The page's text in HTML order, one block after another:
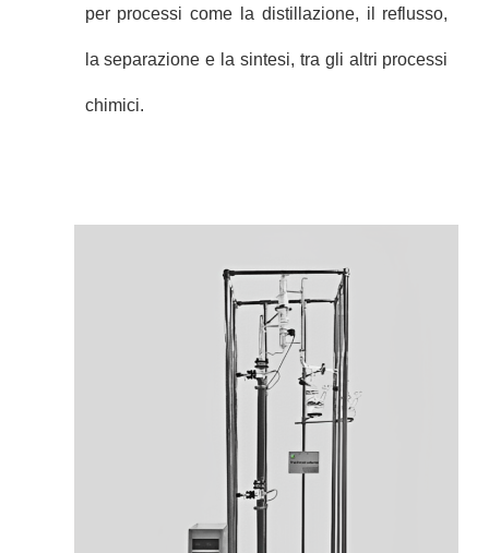
per processi come la distillazione, il reflusso,
la separazione e la sintesi, tra gli altri processi
chimici.